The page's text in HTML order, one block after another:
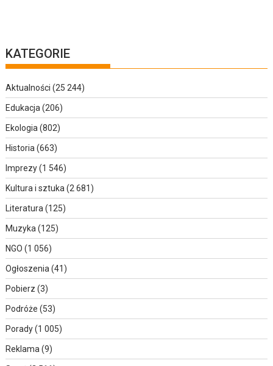
KATEGORIE
Aktualności (25 244)
Edukacja (206)
Ekologia (802)
Historia (663)
Imprezy(1 546)
Kultura i sztuka (2 681)
Literatura (125)
Muzyka (125)
NGO (1 056)
Ogłoszenia (41)
Pobierz (3)
Podróże (53)
Porady(1 005)
Reklama (9)